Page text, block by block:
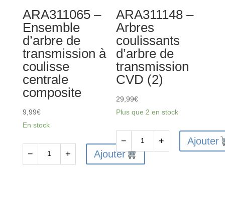
ARA311065 –
Ensemble
d’arbre de
transmission à
coulisse
centrale
composite
9,99€
En stock
− + Ajouter
ARA311148 –
Arbres
coulissants
d’arbre de
transmission
CVD (2)
29,99€
Plus que 2 en stock
de
− + Ajouter